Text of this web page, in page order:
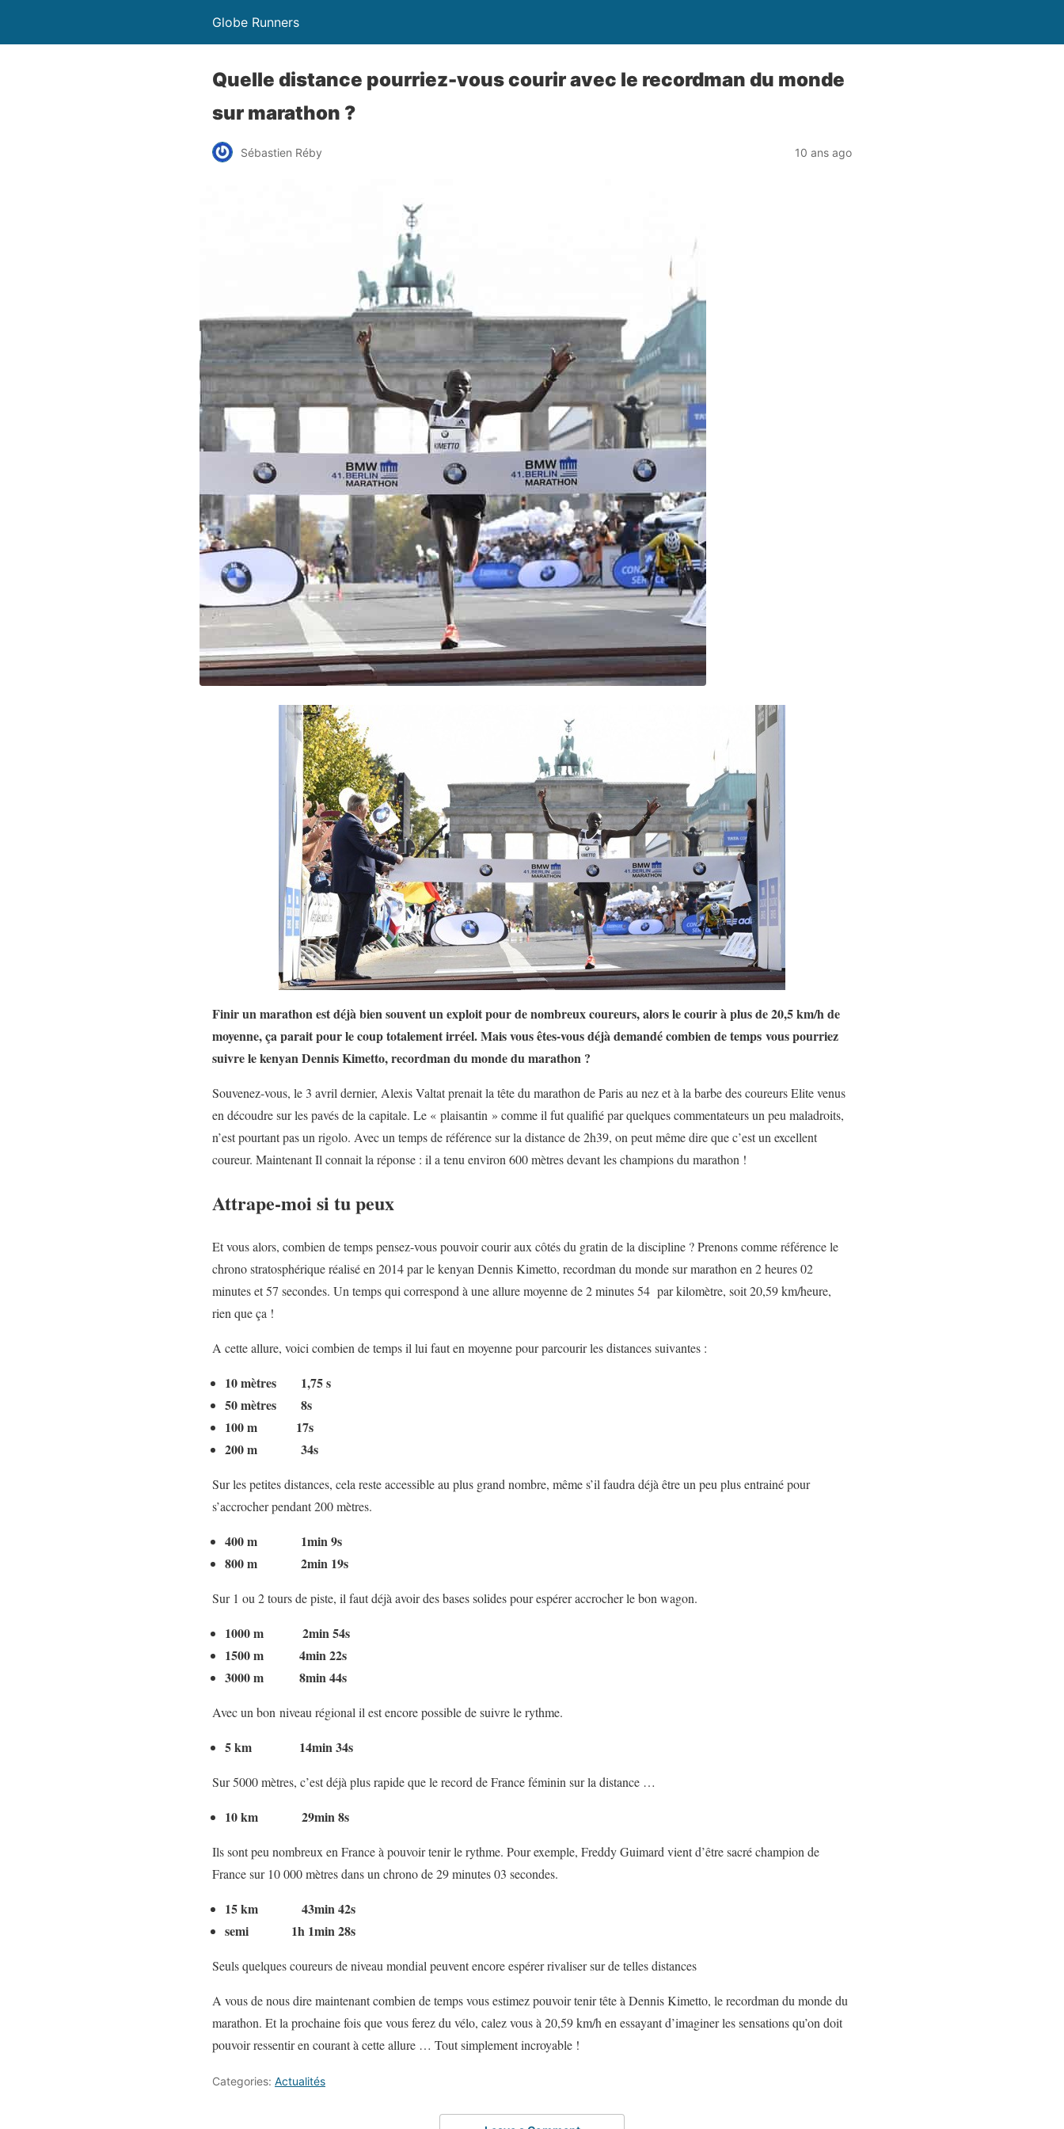
Globe Runners
Quelle distance pourriez-vous courir avec le recordman du monde
sur marathon ?
Sébastien Réby 10 ans ago
Finir un marathon est déjà bien souvent un exploit pour de nombreux coureurs, alors le courir à plus de 20,5 km/h de
moyenne, ça parait pour le coup totalement irréel. Mais vous êtes-vous déjà demandé combien de temps vous pourriez
suivre le kenyan Dennis Kimetto, recordman du monde du marathon ?
Souvenez-vous, le 3 avril dernier, Alexis Valtat prenait la tête du marathon de Paris au nez et à la barbe des coureurs Elite venus
en découdre sur les pavés de la capitale. Le « plaisantin » comme il fut qualifié par quelques commentateurs un peu maladroits,
n’est pourtant pas un rigolo. Avec un temps de référence sur la distance de 2h39, on peut même dire que c’est un excellent
coureur. Maintenant Il connait la réponse : il a tenu environ 600 mètres devant les champions du marathon !
Attrape-moi si tu peux
Et vous alors, combien de temps pensez-vous pouvoir courir aux côtés du gratin de la discipline ? Prenons comme référence le
chrono stratosphérique réalisé en 2014 par le kenyan Dennis Kimetto, recordman du monde sur marathon en 2 heures 02
minutes et 57 secondes. Un temps qui correspond à une allure moyenne de 2 minutes 54 par kilomètre, soit 20,59 km/heure,
rien que ça !
A cette allure, voici combien de temps il lui faut en moyenne pour parcourir les distances suivantes :
10 mètres 1,75 s
50 mètres 8s
100 m 17s
200 m 34s
Sur les petites distances, cela reste accessible au plus grand nombre, même s’il faudra déjà être un peu plus entrainé pour
s’accrocher pendant 200 mètres.
400 m 1min 9s
800 m 2min 19s
Sur 1 ou 2 tours de piste, il faut déjà avoir des bases solides pour espérer accrocher le bon wagon.
1000 m 2min 54s
1500 m 4min 22s
3000 m 8min 44s
Avec un bon niveau régional il est encore possible de suivre le rythme.
5 km 14min 34s
Sur 5000 mètres, c’est déjà plus rapide que le record de France féminin sur la distance …
10 km 29min 8s
Ils sont peu nombreux en France à pouvoir tenir le rythme. Pour exemple, Freddy Guimard vient d’être sacré champion de
France sur 10 000 mètres dans un chrono de 29 minutes 03 secondes.
15 km 43min 42s
semi 1h 1min 28s
Seuls quelques coureurs de niveau mondial peuvent encore espérer rivaliser sur de telles distances
A vous de nous dire maintenant combien de temps vous estimez pouvoir tenir tête à Dennis Kimetto, le recordman du monde du
marathon. Et la prochaine fois que vous ferez du vélo, calez vous à 20,59 km/h en essayant d’imaginer les sensations qu’on doit
pouvoir ressentir en courant à cette allure … Tout simplement incroyable !
Categories: Actualités